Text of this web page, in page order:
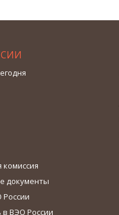
документы
в ВЭО России